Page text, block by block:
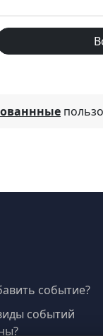
событие?
событий